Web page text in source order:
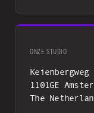
ONZE STUDIO
Keienbergweg
1101GE
The